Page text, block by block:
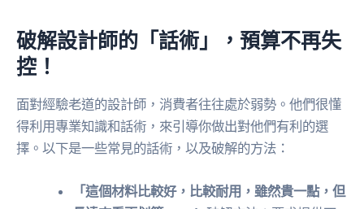
破解設計師的「話術」，預算不再失
控！
面對經驗老道的設計師，消費者往往處於弱勢。他們很懂
得利用專業知識和話術，來引導你做出對他們有利的選
擇。以下是一些常見的話術，以及破解的方法：
「這個材料比較好，比較耐用，雖然貴一點，但